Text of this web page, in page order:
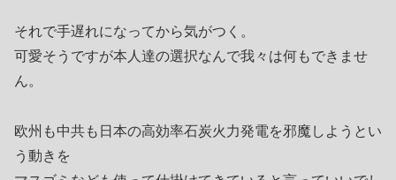
それで手遅れになってから気がつく。
可愛そうですが本人達の選択なんで我々は何もできませ
ん。
欧州も中共も日本の高効率石炭火力発電を邪魔しようとい
う動きを